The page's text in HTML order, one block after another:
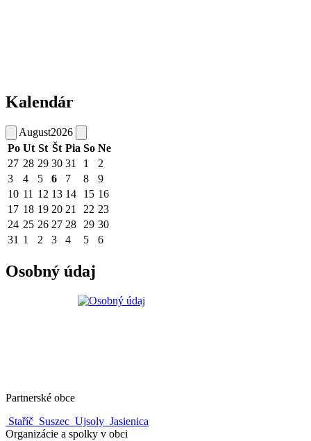
Kalendár
August2026
Po Ut St Št Pia So Ne
27 28 29 30 31 1
2
3
4 5 6 7 8
9
10 11 12 13 14 15 16
17 18 19 20 21 22 23
24 25 26 27 28 29 30
31 1 2 3 4 5 6
Osobný údaj
Partnerské obce
Staříč Suszec Ujsoly Jasienica
Organizácie a spolky v obci